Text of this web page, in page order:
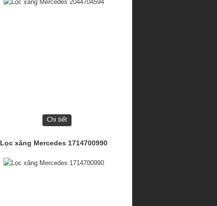
Chi tiết
Lọc xăng Mercedes 1714700990